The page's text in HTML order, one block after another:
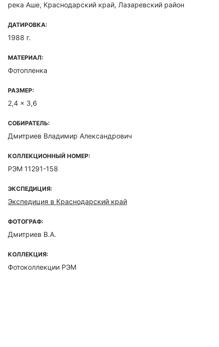
река Аше, Краснодарский край, Лазаревский район
ДАТИРОВКА:
1988 г.
МАТЕРИАЛ:
Фотопленка
РАЗМЕР:
2,4 x 3,6
СОБИРАТЕЛЬ:
Дмитриев Владимир Александрович
КОЛЛЕКЦИОННЫЙ НОМЕР:
РЭМ 11291-158
ЭКСПЕДИЦИЯ:
Экспедиция в Краснодарский край
ФОТОГРАФ:
Дмитриев В.А.
КОЛЛЕКЦИЯ:
Фотоколлекции РЭМ